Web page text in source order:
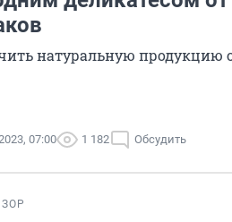
натуральную продукцию
07:00 1 182 Обсудить